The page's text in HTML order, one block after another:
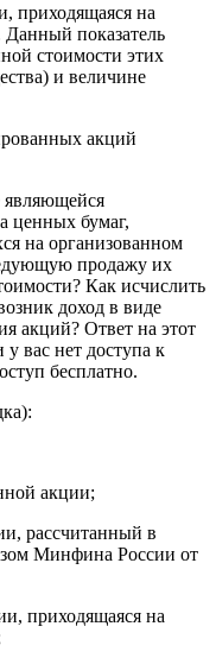
приходящаяся на
показатель
стоимости этих
и величине
акций
являющейся
ценных бумаг,
на организованном
продажу их
Как исчислить
доход в виде
акций? Ответ на этот
вас нет доступа к
бесплатно.
акции;
рассчитанный в
Минфина России от
приходящаяся на